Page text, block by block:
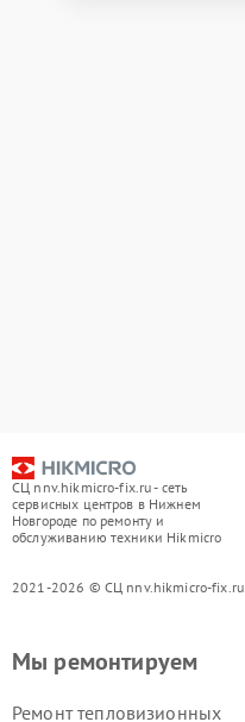
СЦ nnv.hikmicro-fix.ru - сеть
сервисных центров в Нижнем
Новгороде по ремонту и
обслуживанию техники Hikmicro
2021-2026 © СЦ nnv.hikmicro-fix.ru
Мы ремонтируем
Ремонт тепловизионных